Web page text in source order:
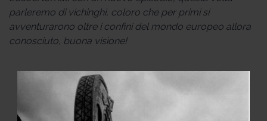
parleremo di vichinghi, coloro che per primi si
avventurarono oltre i confini del mondo europeo allora
conosciuto, buona visione!